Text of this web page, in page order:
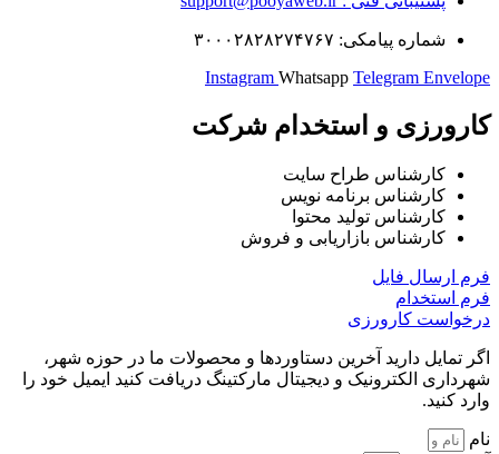
شماره پیامکی: ۳۰۰۰۲۸۲۸۲۷۴۷۶۷
Instagram Whatsapp Telegram Envelope
کارورزی و استخدام شرکت
کارشناس طراح سایت
کارشناس برنامه نویس
کارشناس تولید محتوا
کارشناس بازاریابی و فروش
فرم ارسال فایل
فرم استخدام​
درخواست کارورزی​
اگر تمایل دارید آخرین دستاوردها و محصولات ما در حوزه شهر،
شهرداری الکترونیک و دیجیتال مارکتینگ دریافت کنید ایمیل خود را
وارد کنید.
نام